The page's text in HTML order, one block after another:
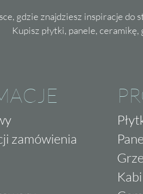
gdzie znajdziesz inspiracje do
Kupisz płytki, panele,
zamówienia